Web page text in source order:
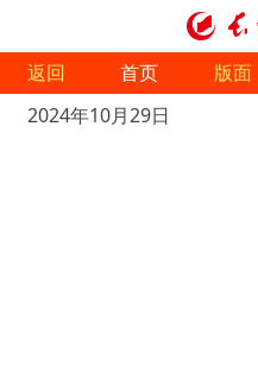
返回 首页 版面
2024年10月29日